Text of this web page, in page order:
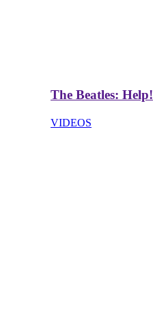
The Beatles: Help!
VIDEOS